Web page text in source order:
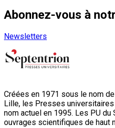
Abonnez-vous à
Newsletters
Créées en 1971 sous le nom
Lille, les Presses
nom actuel en 1995. Les PU
ouvrages scientifiques de haut